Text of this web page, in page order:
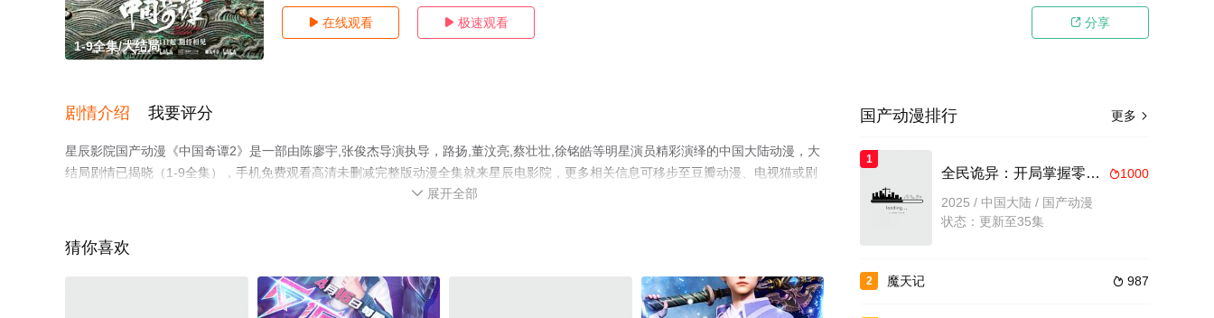
1-9全集/大结局
 在线观看  极速观看  分享
剧情介绍 我要评分
星辰影院国产动漫《中国奇谭2》是一部由陈廖宇,张俊杰导演执导，路扬,董汶亮,蔡壮壮,徐铭皓等明星演员精彩演绎的中国大陆动漫，大
结局剧情已揭晓（1-9全集），手机免费观看高清未删减完整版动漫全集就来星辰电影院，更多相关信息可移步至豆瓣动漫、电视猫或剧
 展开全部
猜你喜欢
更多 
国产动漫排行
1
1000
全民诡异：开局掌握零元购
2025 / 中国大陆 / 国产动漫
状态：更新至35集
2  987
魔天记